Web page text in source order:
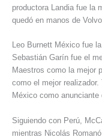
productora Landia fue la
quedó en manos de
Leo Burnett México fue
Sebastián Garín fue el
Maestros como la mejor
como el mejor
México como
Siguiendo con Perú,
mientras Nicolás